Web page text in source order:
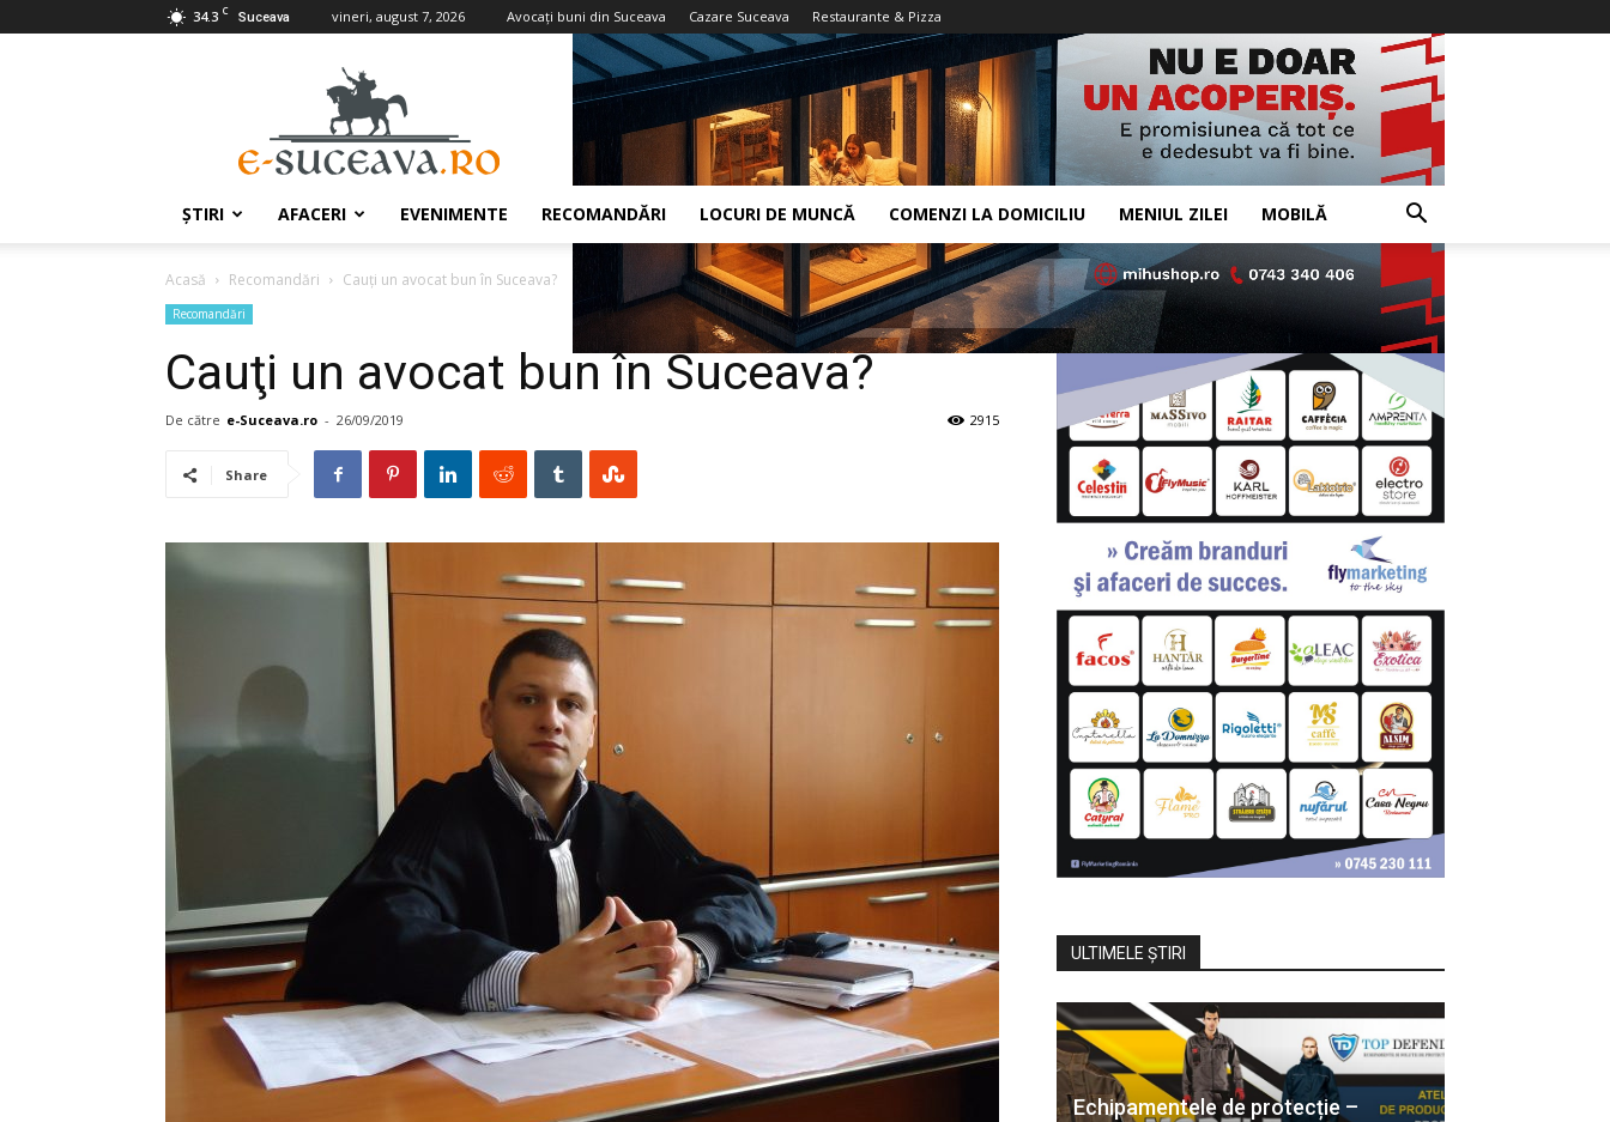
34.3 C Suceava vineri, august 7, 2026 Avocaţi buni din Suceava Cazare Suceava Restaurante & Pizza
ŞTIRI AFACERI EVENIMENTE RECOMANDĂRI LOCURI DE MUNCĂ COMENZI LA DOMICILIU MENIUL ZILEI MOBILĂ
Acasă Recomandări Cauţi un avocat bun în Suceava?
Recomandări
Cauţi un avocat bun în Suceava?
De către e-Suceava.ro - 26/09/2019 2915
Share
ULTIMELE ŞTIRI
Echipamentele de protecție –